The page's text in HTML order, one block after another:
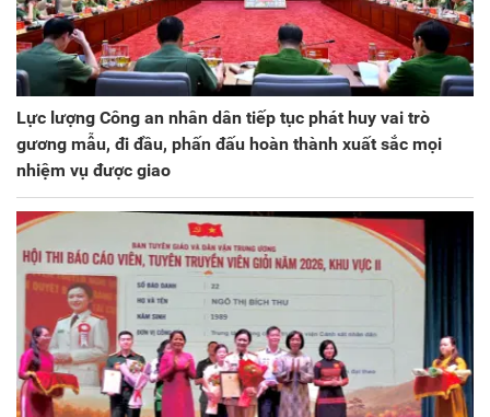
Lực lượng Công an nhân dân tiếp tục phát huy vai trò
gương mẫu, đi đầu, phấn đấu hoàn thành xuất sắc mọi
nhiệm vụ được giao